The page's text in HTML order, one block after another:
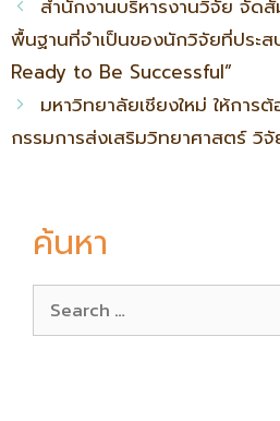
สำนักงานบริหารงานวิจัย จัดสั
พื้นฐานที่จำเป็นของนักวิจัยที่ประส
Ready to Be Successful”
มหาวิทยาลัยเชียงใหม่ ให้กา
กรรมการส่งเสริมวิทยาศาสตร์ วิ
ค้นหา